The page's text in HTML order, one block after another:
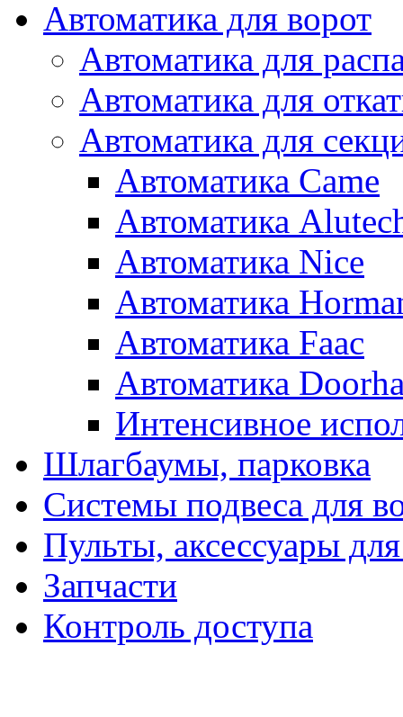
Автоматика для ворот
Автоматика для
Автоматика для
Автоматика для
Автоматика Came
Автоматика
Автоматика Nice
Автоматика
Автоматика Faac
Автоматика
Интенсивное
Шлагбаумы, парковка
Системы подвеса для
Пульты, аксессуары
Запчасти
Контроль доступа